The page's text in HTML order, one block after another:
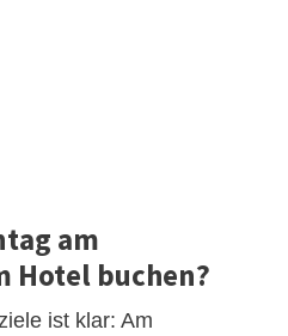
am
Hotel buchen?
ist klar: Am